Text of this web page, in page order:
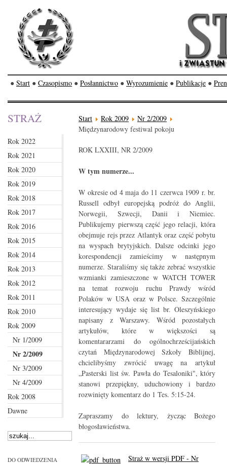
● Start ● Czasopismo ● Posłannictwo ● Wyrozumienie ● Publikacje ●
STRAŻ
Rok 2022
Rok 2021
Rok 2020
Rok 2019
Rok 2018
Rok 2017
Rok 2016
Rok 2015
Rok 2014
Rok 2013
Rok 2012
Rok 2011
Rok 2010
Rok 2009
Nr 1/2009
Nr 2/2009
Nr 3/2009
Nr 4/2009
Rok 2008
Dawne
DO ODWIEDZENIA
Start Rok 2009
Nr 2/2009
Międzynarodowy festiwal pokoju
ROK LXXIII, NR 2/2009
W tym numerze...
W okresie od 4 maja do 11 czerwca 1909 r. br.
Russell odbył europejską podróż do Anglii,
Norwegii, Szwecji, Danii i Niemiec.
Publikujemy pierwszą część jego relacji, która
obejmuje rejs przez Atlantyk oraz część pobytu
na wyspach brytyjskich. Dalsze odcinki jego
korespondencji zamieścimy w następnym
numerze. Staraliśmy się także zebrać wszystkie
wzmianki zamieszczone w WATCH TOWER
na temat rozwoju ruchu Prawdy wśród
Polaków w USA oraz w Polsce. Szczególnie
interesujący wydaje się list br. Oleszyńskiego
napisany z Warszawy. Wśród pozostałych
artykułów, które w większości są
komentararzami do ogólnochrześcijańskich
czytań Międzynarodowej Szkoły Biblijnej,
chcielibyśmy zwrócić uwagę na artykuł
„Pasterski list św. Pawła do Tesaloniki", który
stanowi przepiękny, uduchowiony i bardzo
rozwinięty komentarz do 1 Tes. 5:15-24.
Zapraszamy do lektury, życząc Bożego
błogosławieństwa.
Straż w wersji PDF - Nr